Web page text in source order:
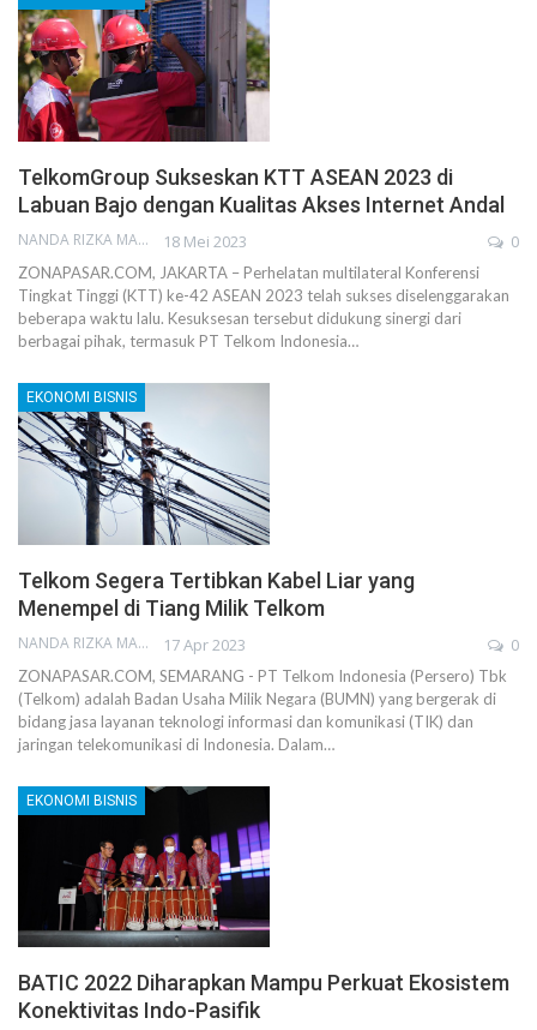
TelkomGroup Sukseskan KTT ASEAN 2023 di
Labuan Bajo dengan Kualitas Akses Internet Andal
NANDA RIZKA MAHENDRA 18 Mei 2023 0
ZONAPASAR.COM, JAKARTA – Perhelatan multilateral Konferensi
Tingkat Tinggi (KTT) ke-42 ASEAN 2023 telah sukses diselenggarakan
beberapa waktu lalu. Kesuksesan tersebut didukung sinergi dari
berbagai pihak, termasuk PT Telkom Indonesia…
EKONOMI BISNIS
Telkom Segera Tertibkan Kabel Liar yang
Menempel di Tiang Milik Telkom
NANDA RIZKA MAHENDRA 17 Apr 2023 0
ZONAPASAR.COM, SEMARANG - PT Telkom Indonesia (Persero) Tbk
(Telkom) adalah Badan Usaha Milik Negara (BUMN) yang bergerak di
bidang jasa layanan teknologi informasi dan komunikasi (TIK) dan
jaringan telekomunikasi di Indonesia. Dalam…
EKONOMI BISNIS
BATIC 2022 Diharapkan Mampu Perkuat Ekosistem
Konektivitas Indo-Pasifik